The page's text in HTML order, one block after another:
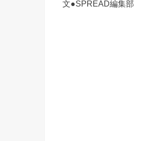
文●SPREAD編集部